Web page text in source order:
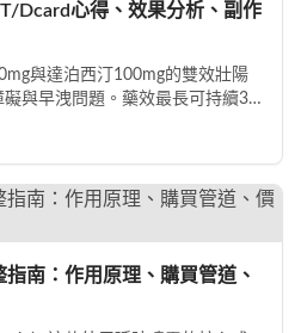
Dcard心得、效果分析、副作
與達泊西汀100mg的雙效壯陽
與早洩問題。藥效最長可持續36
南：作用原理、購買管道、